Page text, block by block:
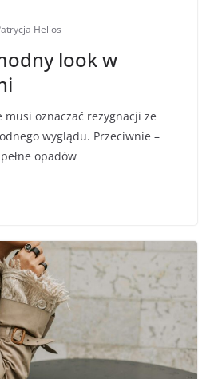
Helios
look w
musi oznaczać rezygnacji ze
wyglądu. Przeciwnie –
opadów